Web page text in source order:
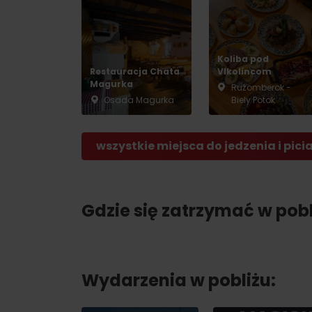
Restauracja Chata
Magurka
Osada Magurka
Koliba pod
Vlkolíncom
Ružomberok -
Biely Potok
wszystkie miejsca do jedzenia i picia
Gdzie się zatrzymać w
Wydarzenia w pobliżu: